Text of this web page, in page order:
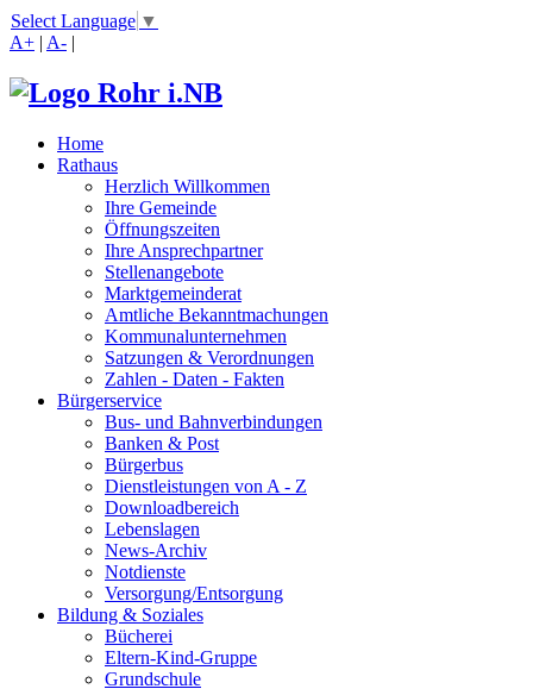
Select Language ▼
A+ | A- |
Home
Rathaus
Herzlich Willkommen
Ihre Gemeinde
Öffnungszeiten
Ihre Ansprechpartner
Stellenangebote
Marktgemeinderat
Amtliche Bekanntmachungen
Kommunalunternehmen
Satzungen & Verordnungen
Zahlen - Daten - Fakten
Bürgerservice
Bus- und Bahnverbindungen
Banken & Post
Bürgerbus
Dienstleistungen von A - Z
Downloadbereich
Lebenslagen
News-Archiv
Notdienste
Versorgung/Entsorgung
Bildung & Soziales
Bücherei
Eltern-Kind-Gruppe
Grundschule